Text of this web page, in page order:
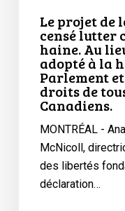
adopté
Le projet de
censé lutter
haine. Au
adopté à la
Parlement
droits de
Canadiens.
MONTRÉAL -
McNicoll,
des libertés
déclaration…